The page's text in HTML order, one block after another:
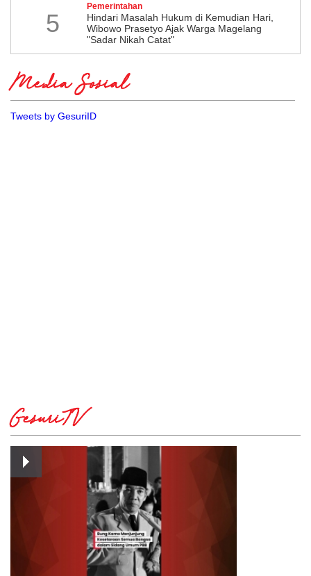
5
Pemerintahan
Hindari Masalah Hukum di Kemudian Hari,
Wibowo Prasetyo Ajak Warga Magelang
"Sadar Nikah Catat"
Media Sosial
Tweets by GesuriID
GesuriTV